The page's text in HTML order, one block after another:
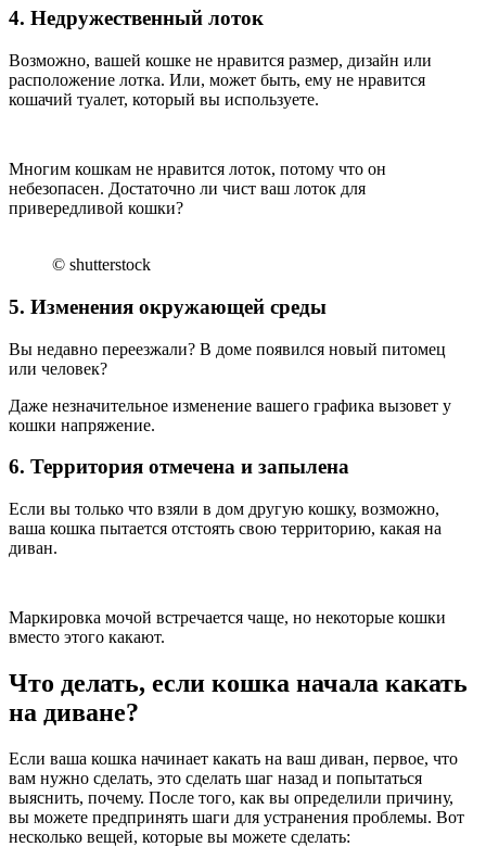
4. Недружественный лоток
Возможно, вашей кошке не нравится размер, дизайн или
расположение лотка. Или, может быть, ему не нравится
кошачий туалет, который вы используете.
Многим кошкам не нравится лоток, потому что он
небезопасен. Достаточно ли чист ваш лоток для
привередливой кошки?
© shutterstock
5. Изменения окружающей среды
Вы недавно переезжали? В доме появился новый питомец
или человек?
Даже незначительное изменение вашего графика вызовет у
кошки напряжение.
6. Территория отмечена и запылена
Если вы только что взяли в дом другую кошку, возможно,
ваша кошка пытается отстоять свою территорию, какая на
диван.
Маркировка мочой встречается чаще, но некоторые кошки
вместо этого какают.
Что делать, если кошка начала какать
на диване?
Если ваша кошка начинает какать на ваш диван, первое, что
вам нужно сделать, это сделать шаг назад и попытаться
выяснить, почему. После того, как вы определили причину,
вы можете предпринять шаги для устранения проблемы. Вот
несколько вещей, которые вы можете сделать: